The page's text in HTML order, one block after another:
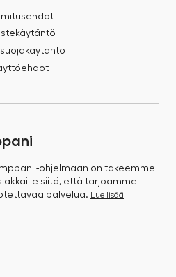
-ohjelmaan on takeemme
siitä, että tarjoamme
palvelua. Lue lisää